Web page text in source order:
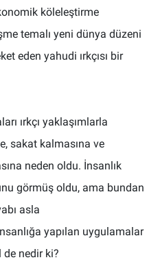
köleleştirme
temalı yeni dünya düzeni
eden yahudi ırkçısı bir
ırkçı yaklaşımlarla
sakat kalmasına ve
neden oldu. İnsanlık
görmüş oldu, ama bundan
asla
yapılan uygulamalar
de nedir ki?